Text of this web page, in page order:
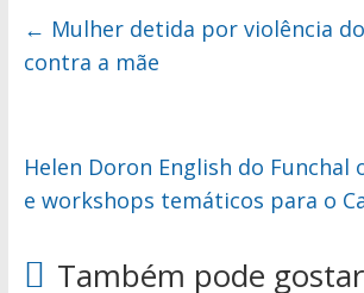
← Mulher detida por violência
contra a mãe
Helen Doron English do Funchal
e workshops temáticos para o
Também pode gostar